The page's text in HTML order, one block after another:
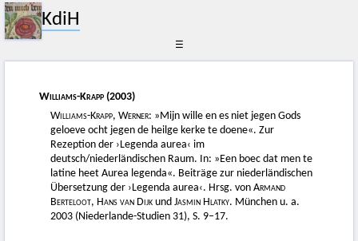
KdiH
☰
Williams-Krapp (2003)
Williams-Krapp, Werner: »Mijn wille en es niet jegen Gods
geloeve ocht jegen de heilge kerke te doene«. Zur
Rezeption der ›Legenda aurea‹ im
deutsch/niederländischen Raum. In: »Een boec dat men te
latine heet Aurea legenda«. Beiträge zur niederländischen
Übersetzung der ›Legenda aurea‹. Hrsg. vonArmand
Berteloot, Hans van Dijk undJasmin Hlatky. München u. a.
2003 (Niederlande-Studien 31), S. 9–17.